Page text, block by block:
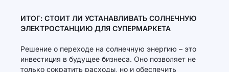
ИТОГ: СТОИТ ЛИ УСТАНАВЛИВАТЬ СОЛНЕЧНУЮ
ЭЛЕКТРОСТАНЦИЮ ДЛЯ СУПЕРМАРКЕТА
Решение о переходе на солнечную энергию – это
инвестиция в будущее бизнеса. Оно позволяет не
только сократить расходы, но и обеспечить